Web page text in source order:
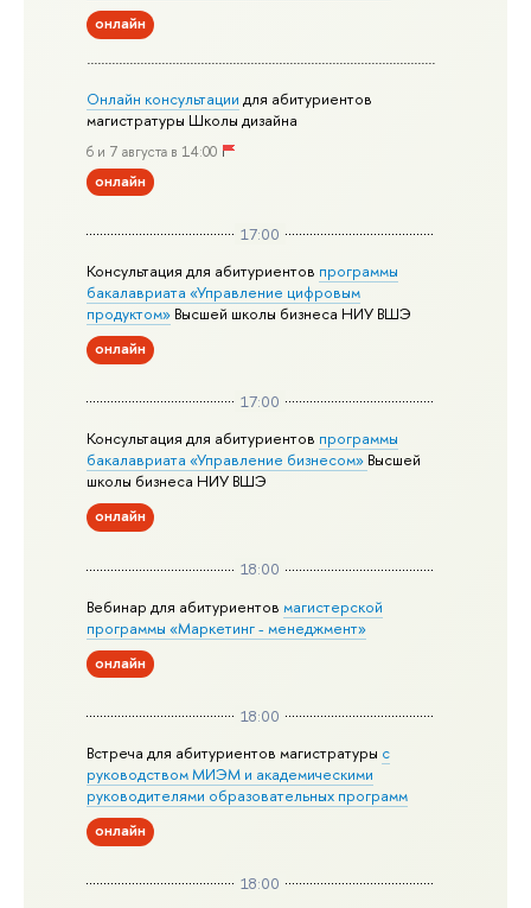
онлайн
Онлайн консультации для абитуриентов
магистратуры Школы дизайна
6 и 7 августа в 14:00
онлайн
17:00
Консультация для абитуриентов программы
бакалавриата «Управление цифровым
продуктом» Высшей школы бизнеса НИУ ВШЭ
онлайн
17:00
Консультация для абитуриентов программы
бакалавриата «Управление бизнесом» Высшей
школы бизнеса НИУ ВШЭ
онлайн
18:00
Вебинар для абитуриентовмагистерской
программы «Маркетинг - менеджмент»
онлайн
18:00
Встреча для абитуриентов магистратуры с
руководством МИЭМ и академическими
руководителями образовательных программ
онлайн
18:00